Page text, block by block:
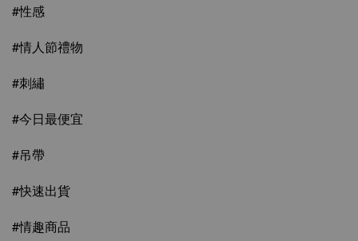
#性感
#情人節禮物
#刺繡
#今日最便宜
#吊帶
#快速出貨
#情趣商品